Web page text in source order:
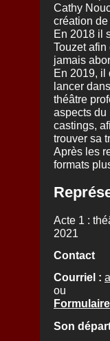
Cathy
création de
En 2018 il
Touzet afin
jamais
En 2019, il
lancer
théâtre
aspects du
castings,
trouver sa
Après les
formats
Acte 1 :
2021
Contact
Courriel :
ou
Son